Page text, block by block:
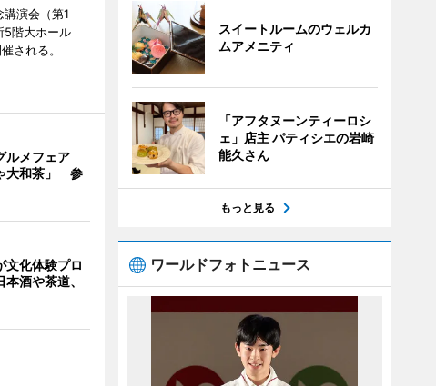
演会（第1
5階大ホール
される。
ルメフェア
大和茶」 参
文化体験プロ
酒や茶道、
スイートルームのウェルカ
ムアメニティ
「アフタヌーンティーロシ
ェ」店主 パティシエの岩崎
能久さん
もっと見る
ワールドフォトニュース